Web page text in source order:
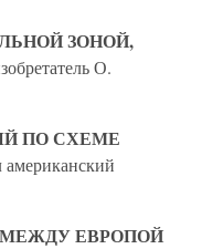
ЗОНОЙ,
О.
ПО СХЕМЕ
американский
ЕВРОПОЙ